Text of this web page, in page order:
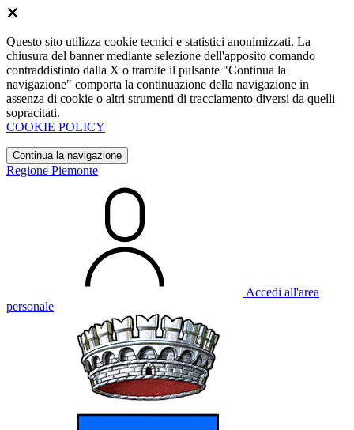
Questo sito utilizza cookie tecnici e statistici anonimizzati. La
chiusura del banner mediante selezione dell'apposito comando
contraddistinto dalla X o tramite il pulsante "Continua la
navigazione" comporta la continuazione della navigazione in
assenza di cookie o altri strumenti di tracciamento diversi da quelli
sopracitati.
COOKIE POLICY
Continua la navigazione
Regione Piemonte
Accedi all'area
personale